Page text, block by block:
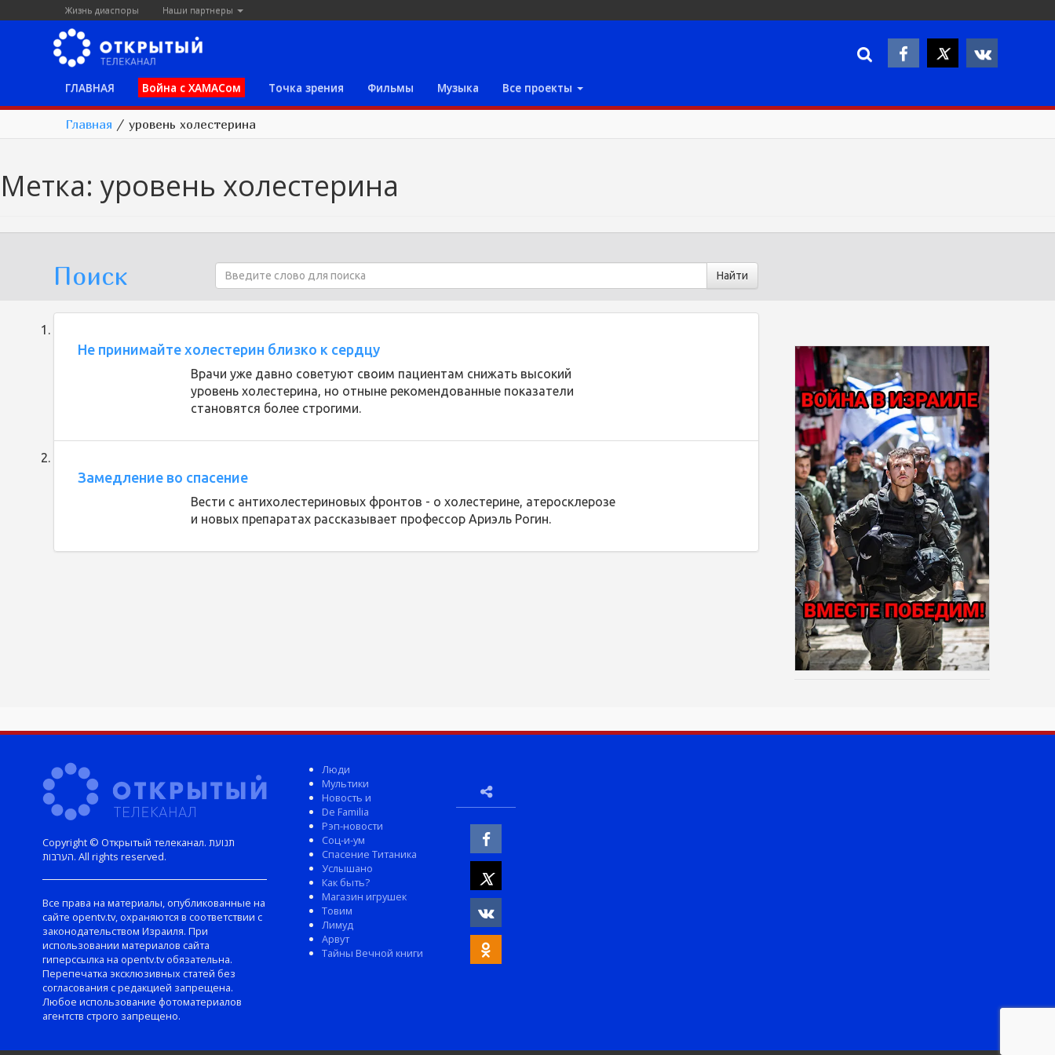
Жизнь диаспоры Наши партнеры
ГЛАВНАЯ Война с ХАМАСом Точка зрения Фильмы Музыка Все проекты
Главная / уровень холестерина
Метка: уровень холестерина
Поиск
Не принимайте холестерин близко к сердцу
Врачи уже давно советуют своим пациентам снижать высокий
уровень холестерина, но отныне рекомендованные показатели
становятся более строгими.
Замедление во спасение
Вести с антихолестериновых фронтов - о холестерине, атеросклерозе
и новых препаратах рассказывает профессор Ариэль Рогин.
Copyright © Открытый телеканал. תנועת
הערבות. All rights reserved.
Все права на материалы, опубликованные на
сайте opentv.tv, охраняются в соответствии с
законодательством Израиля. При
использовании материалов сайта
гиперссылка на opentv.tv обязательна.
Перепечатка эксклюзивных статей без
согласования с редакцией запрещена.
Любое использование фотоматериалов
агентств строго запрещено.
Люди
Мультики
Новость и
De Familia
Рэп-новости
Соц-и-ум
Спасение Титаника
Услышано
Как быть?
Магазин игрушек
Товим
Лимуд
Арвут
Тайны Вечной книги